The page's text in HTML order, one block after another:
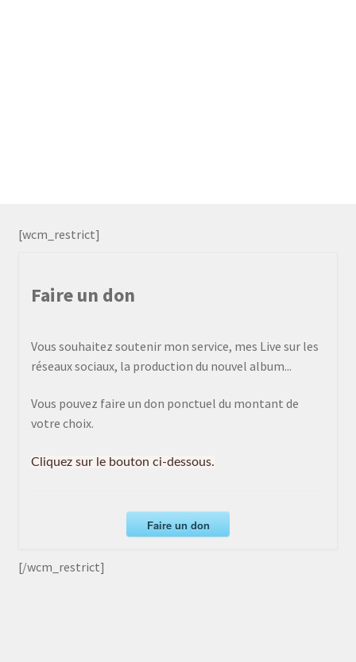
[wcm_restrict]
Faire un don
Vous souhaitez soutenir mon service, mes Live sur les
réseaux sociaux, la production du nouvel album...
Vous pouvez faire un don ponctuel du montant de
votre choix.
Cliquez sur le bouton ci-dessous.
Faire un don
[/wcm_restrict]